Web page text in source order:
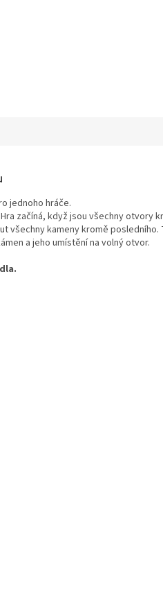
jednoho hráče.
začíná, když jsou všechny otvory
všechny kameny kromě posledního.
a jeho umístění na volný otvor.